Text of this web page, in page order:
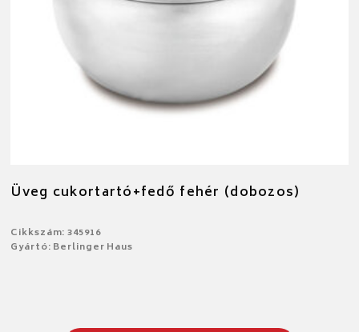
Üveg cukortartó+fedő fehér (dobozos)
Cikkszám: 345916
Gyártó: Berlinger Haus